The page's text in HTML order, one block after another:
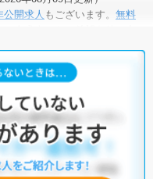
公開求人 もございます。 無料
、全求人からご希望条件に合
件が人気です。
補助あり ・
「こだわり条件」から検索
い。
も可能です。